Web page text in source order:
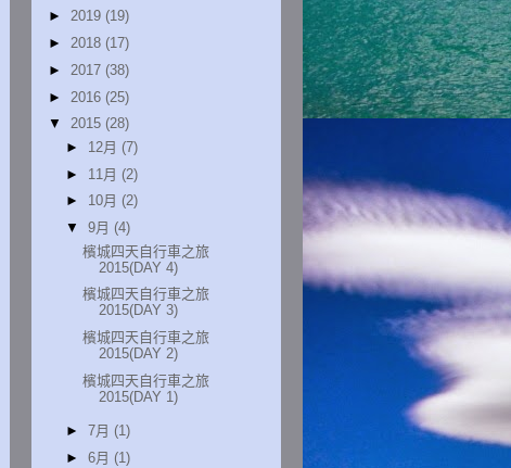
► 2019 (19)
► 2018 (17)
► 2017 (38)
► 2016 (25)
▼ 2015 (28)
► 12月 (7)
► 11月 (2)
► 10月 (2)
▼ 9月 (4)
檳城四天自行車之旅
2015(DAY 4)
檳城四天自行車之旅
2015(DAY 3)
檳城四天自行車之旅
2015(DAY 2)
檳城四天自行車之旅
2015(DAY 1)
► 7月 (1)
► 6月 (1)